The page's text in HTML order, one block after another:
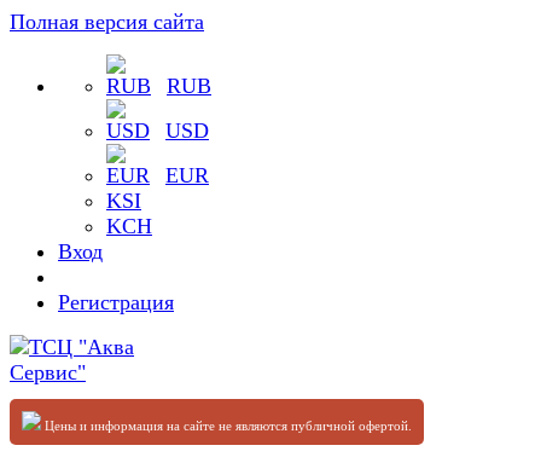
Полная версия сайта
RUB
USD
EUR
KSI
KCH
Вход
Регистрация
Цены и информация на сайте не являются публичной офертой.